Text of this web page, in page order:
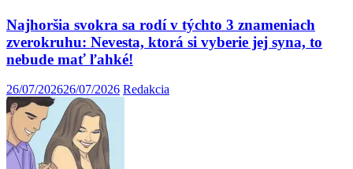
Najhoršia svokra sa rodí v týchto 3 znameniach
zverokruhu: Nevesta, ktorá si vyberie jej syna, to
nebude mať ľahké!
26/07/202626/07/2026 Redakcia